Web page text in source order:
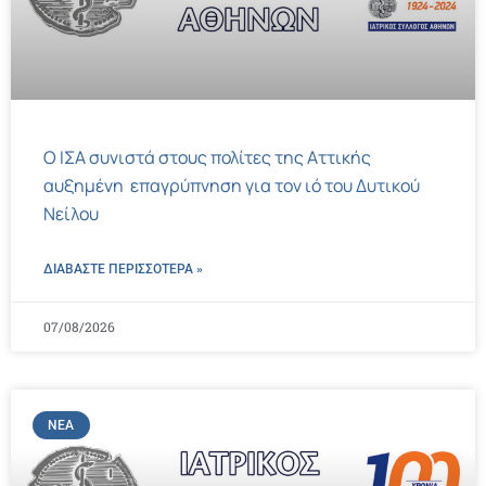
Ο ΙΣΑ συνιστά στους πολίτες της Αττικής
αυξημένη επαγρύπνηση για τον ιό του Δυτικού
Νείλου
ΔΙΑΒΑΣΤΕ ΠΕΡΙΣΣΌΤΕΡΑ »
07/08/2026
ΝΈΑ